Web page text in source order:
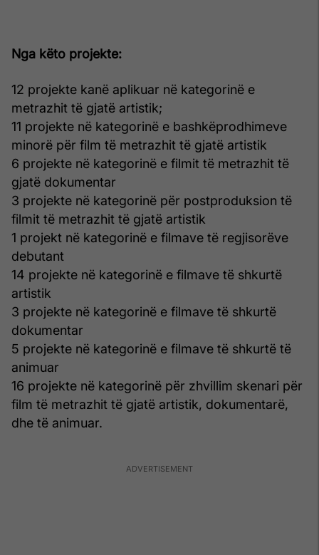
Nga këto projekte:
12 projekte kanë aplikuar në kategorinë e
metrazhit të gjatë artistik;
11 projekte në kategorinë e bashkëprodhimeve
minorë për film të metrazhit të gjatë artistik
6 projekte në kategorinë e filmit të metrazhit të
gjatë dokumentar
3 projekte në kategorinë për postproduksion të
filmit të metrazhit të gjatë artistik
1 projekt në kategorinë e filmave të regjisorëve
debutant
14 projekte në kategorinë e filmave të shkurtë
artistik
3 projekte në kategorinë e filmave të shkurtë
dokumentar
5 projekte në kategorinë e filmave të shkurtë të
animuar
16 projekte në kategorinë për zhvillim skenari për
film të metrazhit të gjatë artistik, dokumentarë,
dhe të animuar.